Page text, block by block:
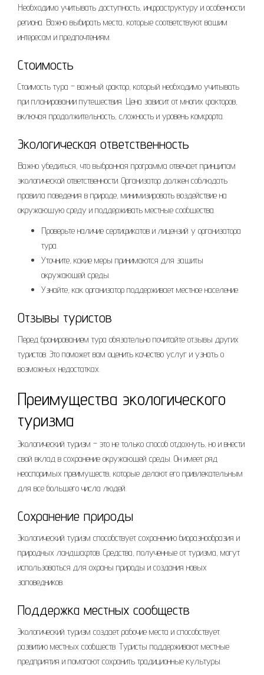
Необходимо учитывать доступность, инфраструктуру и особенности
региона. Важно выбирать места, которые соответствуют вашим
интересам и предпочтениям.
Стоимость
Стоимость тура – важный фактор, который необходимо учитывать
при планировании путешествия. Цена зависит от многих факторов,
включая продолжительность, сложность и уровень комфорта.
Экологическая ответственность
Важно убедиться, что выбранная программа отвечает принципам
экологической ответственности. Организатор должен соблюдать
правила поведения в природе, минимизировать воздействие на
окружающую среду и поддерживать местные сообщества.
Проверьте наличие сертификатов и лицензий у организатора
тура.
Уточните, какие меры принимаются для защиты
окружающей среды.
Узнайте, как организатор поддерживает местное население.
Отзывы туристов
Перед бронированием тура обязательно почитайте отзывы других
туристов. Это поможет вам оценить качество услуг и узнать о
возможных недостатках.
Преимущества экологического
туризма
Экологический туризм – это не только способ отдохнуть, но и внести
свой вклад в сохранение окружающей среды. Он имеет ряд
неоспоримых преимуществ, которые делают его привлекательным
для все большего числа людей.
Сохранение природы
Экологический туризм способствует сохранению биоразнообразия и
природных ландшафтов. Средства, полученные от туризма, могут
использоваться для охраны природы и создания новых
заповедников.
Поддержка местных сообществ
Экологический туризм создает рабочие места и способствует
развитию местных сообществ. Туристы поддерживают местные
предприятия и помогают сохранить традиционные культуры.